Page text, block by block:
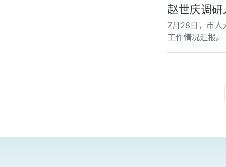
赵世庆调
7月28日，市人
工作情况汇报。